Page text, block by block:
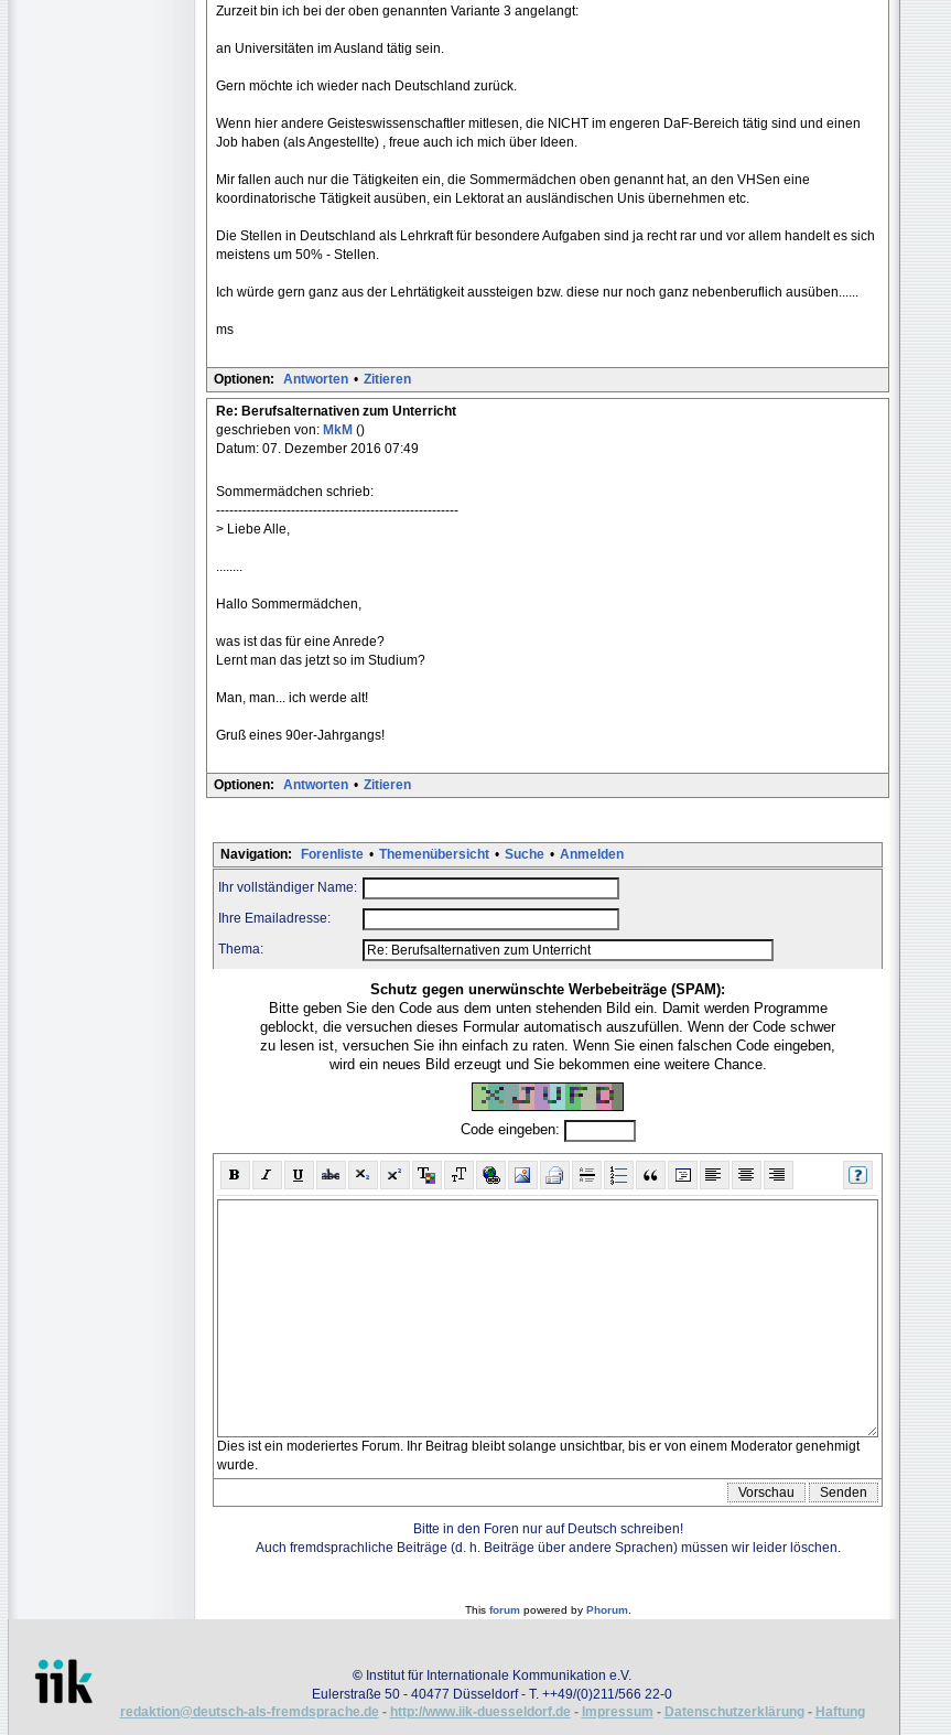
Zurzeit bin ich bei der oben genannten Variante 3 angelangt:
an Universitäten im Ausland tätig sein.
Gern möchte ich wieder nach Deutschland zurück.
Wenn hier andere Geisteswissenschaftler mitlesen, die NICHT im engeren DaF-Bereich tätig sind und einen
Job haben (als Angestellte) , freue auch ich mich über Ideen.
Mir fallen auch nur die Tätigkeiten ein, die Sommermädchen oben genannt hat, an den VHSen eine
koordinatorische Tätigkeit ausüben, ein Lektorat an ausländischen Unis übernehmen etc.
Die Stellen in Deutschland als Lehrkraft für besondere Aufgaben sind ja recht rar und vor allem handelt es sich
meistens um 50% - Stellen.
Ich würde gern ganz aus der Lehrtätigkeit aussteigen bzw. diese nur noch ganz nebenberuflich ausüben......
ms
Optionen: Antworten • Zitieren
Re: Berufsalternativen zum Unterricht
geschrieben von: MkM ()
Datum: 07. Dezember 2016 07:49
Sommermädchen schrieb:
-------------------------------------------------------
> Liebe Alle,
Hallo Sommermädchen,
was ist das für eine Anrede?
Lernt man das jetzt so im Studium?
Man, man... ich werde alt!
Gruß eines 90er-Jahrgangs!
Optionen: Antworten • Zitieren
Navigation: Forenliste • Themenübersicht • Suche • Anmelden
Ihr vollständiger Name:
Ihre Emailadresse:
Thema:
Schutz gegen unerwünschte Werbebeiträge (SPAM):
Bitte geben Sie den Code aus dem unten stehenden Bild ein. Damit werden Programme
geblockt, die versuchen dieses Formular automatisch auszufüllen. Wenn der Code schwer
zu lesen ist, versuchen Sie ihn einfach zu raten. Wenn Sie einen falschen Code eingeben,
wird ein neues Bild erzeugt und Sie bekommen eine weitere Chance.
Code eingeben:
Dies ist ein moderiertes Forum. Ihr Beitrag bleibt solange unsichtbar, bis er von einem Moderator genehmigt
wurde.
Bitte in den Foren nur auf Deutsch schreiben!
Auch fremdsprachliche Beiträge (d. h. Beiträge über andere Sprachen) müssen wir leider löschen.
This forumpowered by Phorum.
© Institut für Internationale Kommunikation e.V.
Eulerstraße 50 - 40477 Düsseldorf - T. ++49/(0)211/566 22-0
redaktion@deutsch-als-fremdsprache.de - http://www.iik-duesseldorf.de - Impressum - Datenschutzerklärung- Haftung